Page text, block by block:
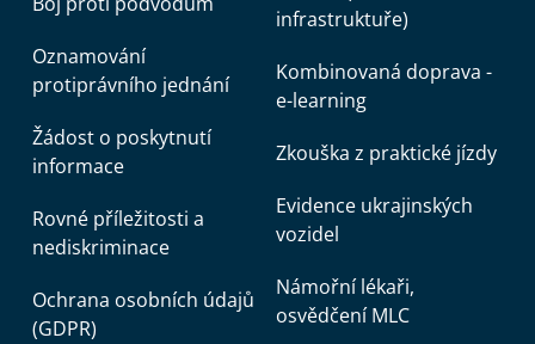
Oznamování
protiprávního jednání
Žádost o poskytnutí
informace
Rovné příležitosti a
nediskriminace
Ochrana osobních údajů
(GDPR)
infrastruktuře)
Kombinovaná doprava -
e-learning
Zkouška z praktické jízdy
Evidence ukrajinských
vozidel
Námořní lékaři,
osvědčení MLC